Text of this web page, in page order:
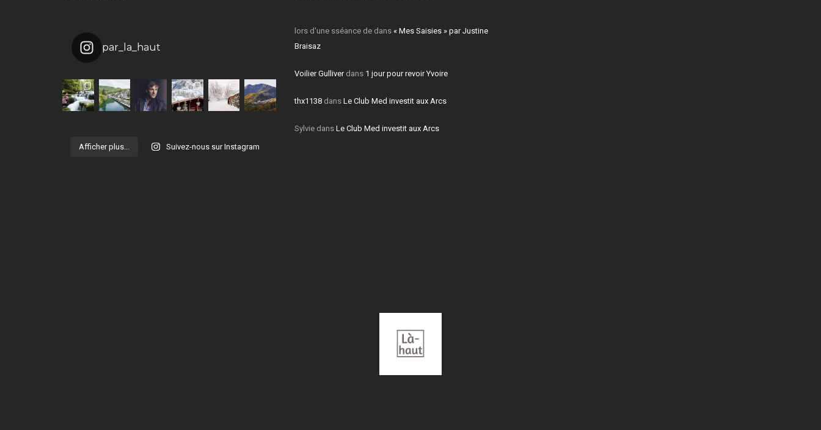
par_la_haut
Afficher plus... Suivez-nous sur Instagram
lors d'une sséance dedans « Mes Saisies » par Justine
Braisaz
Voilier Gulliverdans 1 jour pour revoir Yvoire
thx1138dans Le Club Med investit aux Arcs
Sylviedans Le Club Med investit aux Arcs